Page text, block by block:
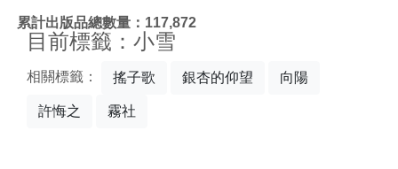
累計出版品總數量：117,872
目前標籤：小雪
相關標籤： 搖子歌 銀杏的仰望 向陽
許悔之 霧社